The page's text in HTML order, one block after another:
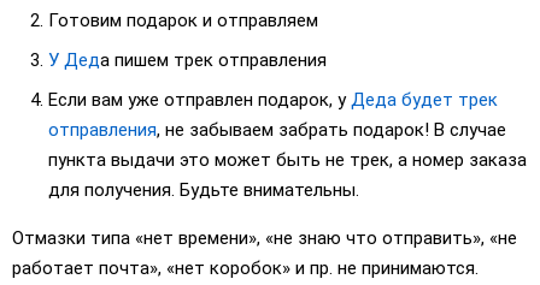
Готовим подарок и отправляем
У Деда пишем трек отправления
Если вам уже отправлен подарок, уДеда будет трек
отправления, не забываем забрать подарок! В случае
пункта выдачи это может быть не трек, а номер заказа
для получения. Будьте внимательны.
Отмазки типа «нет времени», «не знаю что отправить», «не
работает почта», «нет коробок» и пр. не принимаются.